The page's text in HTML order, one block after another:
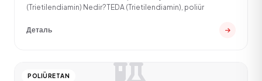
(Trietilendiamin) Nedir?TEDA (Trietilendiamin), poliür
Деталь
POLIÜRETAN